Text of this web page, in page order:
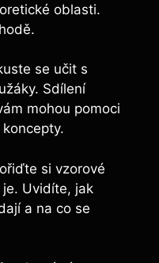
oblasti.
se učit s
Sdílení
mohou pomoci
si vzorové
Uvidíte, jak
a na co se